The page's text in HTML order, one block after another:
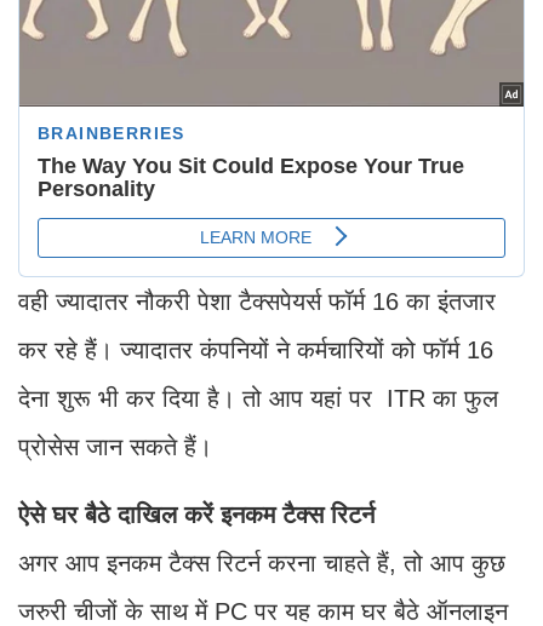
वही ज्यादातर नौकरी पेशा टैक्सपेयर्स फॉर्म 16 का इंतजार
कर रहे हैं। ज्यादातर कंपनियों ने कर्मचारियों को फॉर्म 16
देना शुरू भी कर दिया है। तो आप यहां पर ITR का फुल
प्रोसेस जान सकते हैं।
ऐसे घर बैठे दाखिल करें इनकम टैक्स रिटर्न
अगर आप इनकम टैक्स रिटर्न करना चाहते हैं, तो आप कुछ
जरुरी चीजों के साथ में PC पर यह काम घर बैठे ऑनलाइन